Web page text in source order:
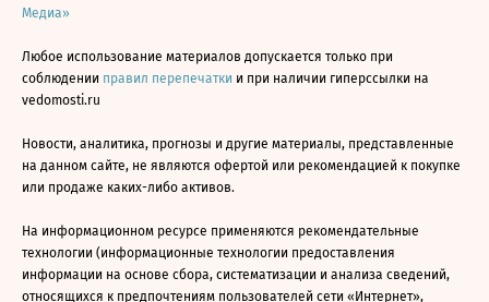
Медиа»
Любое использование материалов допускается только при
соблюдении правил перепечатки и при наличии гиперссылки на
vedomosti.ru
Новости, аналитика, прогнозы и другие материалы, представленные
на данном сайте, не являются офертой или рекомендацией к покупке
или продаже каких-либо активов.
На информационном ресурсе применяются рекомендательные
технологии (информационные технологии предоставления
информации на основе сбора, систематизации и анализа сведений,
относящихся к предпочтениям пользователей сети «Интернет»,